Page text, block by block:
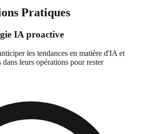
Pratiques
IA proactive
les tendances en matière d'IA et
leurs opérations pour rester